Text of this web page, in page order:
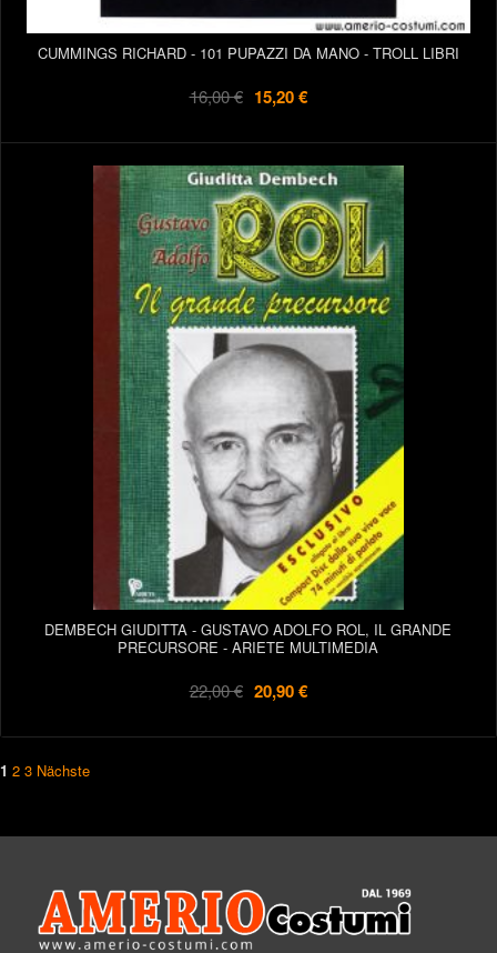
CUMMINGS RICHARD - 101 PUPAZZI DA MANO - TROLL LIBRI
16,00 € 15,20 €
DEMBECH GIUDITTA - GUSTAVO ADOLFO ROL, IL GRANDE
PRECURSORE - ARIETE MULTIMEDIA
22,00 € 20,90 €
1 2 3 Nächste